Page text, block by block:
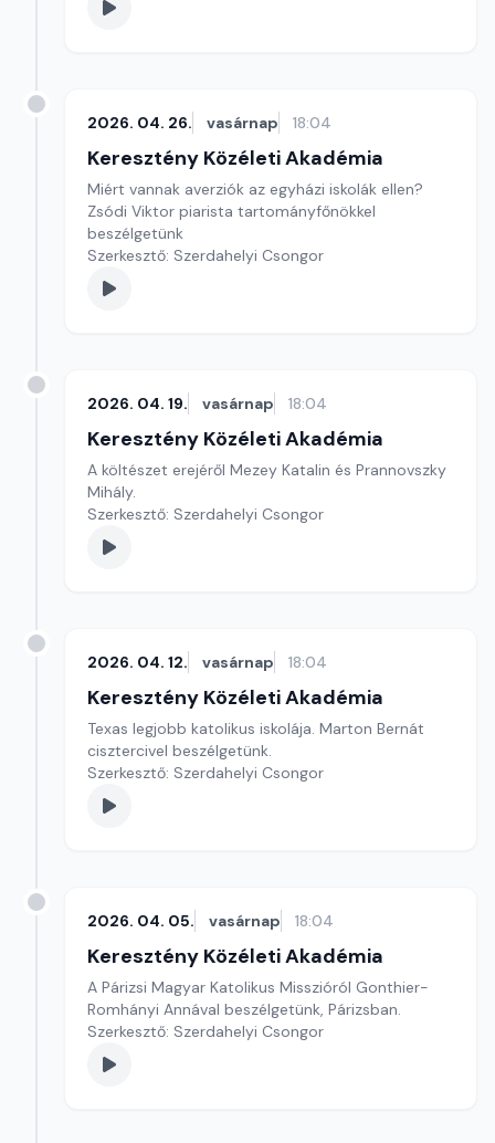
2026. 04. 26. vasárnap 18:04
Keresztény Közéleti Akadémia
Miért vannak averziók az egyházi iskolák ellen?
Zsódi Viktor piarista tartományfőnökkel
beszélgetünk
Szerkesztő: Szerdahelyi Csongor
2026. 04. 19. vasárnap 18:04
Keresztény Közéleti Akadémia
A költészet erejéről Mezey Katalin és Prannovszky
Mihály.
Szerkesztő: Szerdahelyi Csongor
2026. 04. 12. vasárnap 18:04
Keresztény Közéleti Akadémia
Texas legjobb katolikus iskolája. Marton Bernát
cisztercivel beszélgetünk.
Szerkesztő: Szerdahelyi Csongor
2026. 04. 05. vasárnap 18:04
Keresztény Közéleti Akadémia
A Párizsi Magyar Katolikus Misszióról Gonthier-
Romhányi Annával beszélgetünk, Párizsban.
Szerkesztő: Szerdahelyi Csongor